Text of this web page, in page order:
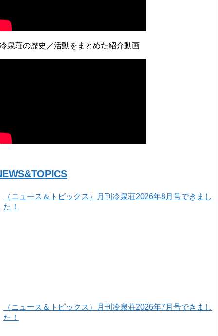
泉荘の歴史／活動をまとめた紹介動画
（ニュース＆トピックス）月刊冷泉荘2026年8月号できまし
た！
（ニュース＆トピックス）月刊冷泉荘2026年7月号できまし
た！